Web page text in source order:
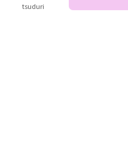
tsuduri